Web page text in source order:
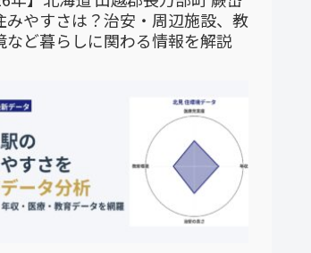
みやすさは？治安・周辺施設、教
など暮らしに関わる情報を解説